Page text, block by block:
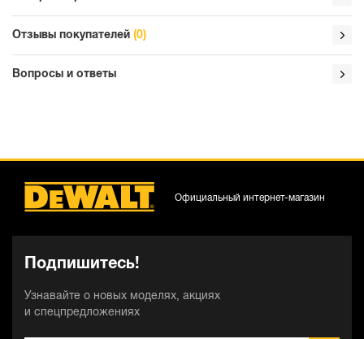
Отзывы покупателей (0)
Вопросы и ответы
Подпишитесь!
Узнавайте о новых моделях, акциях
и спецпредложениях
Официальный интернет-магазин